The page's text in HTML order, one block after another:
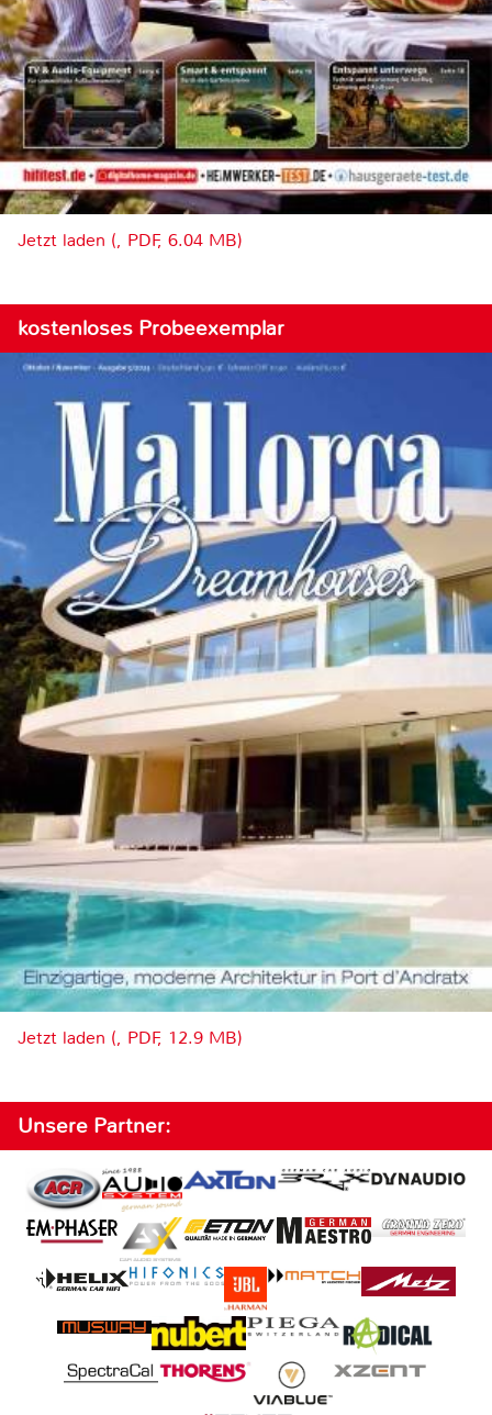
Jetzt laden (, PDF, 6.04 MB)
kostenloses Probeexemplar
Jetzt laden (, PDF, 12.9 MB)
Unsere Partner: